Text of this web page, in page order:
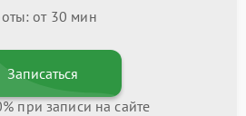
от 30 мин
Записаться
при записи на сайте